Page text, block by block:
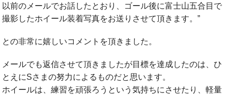
以前のメールでお話したとおり、ゴール後に富士山五合目で
撮影したホイール装着写真をお送りさせて頂きます。”
との非常に嬉しいコメントを頂きました。
メールでも返信させて頂きましたが目標を達成したのは、ひ
とえにSさまの努力によるものだと思います。
ホイールは、練習を頑張ろうという気持ちにさせたり、軽量